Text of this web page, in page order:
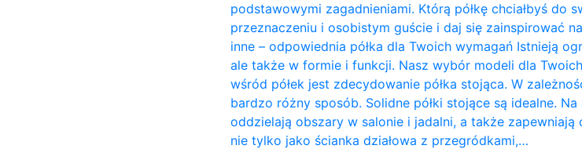
podstawowymi zagadnieniami. Którą półkę chciałbyś do
przeznaczeniu i osobistym guście i daj się zainspirować
inne – odpowiednia półka dla Twoich wymagań Istnieją
ale także w formie i funkcji. Nasz wybór modeli dla
wśród półek jest zdecydowanie półka stojąca. W
bardzo różny sposób. Solidne półki stojące są idealne.
oddzielają obszary w salonie i jadalni, a także zapewniają
nie tylko jako ścianka działowa z przegródkami,…